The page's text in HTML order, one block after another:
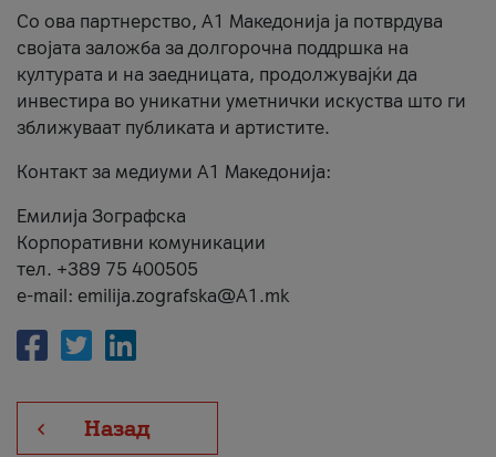
Со ова партнерство, A1 Македонија ја потврдува
својата заложба за долгорочна поддршка на
културата и на заедницата, продолжувајќи да
инвестира во уникатни уметнички искуства што ги
зближуваат публиката и артистите.
Контакт за медиуми А1 Македонија:
Емилија Зографска
Корпоративни комуникации
тел. +389 75 400505
e-mail: emilija.zografska@A1.mk
Назад